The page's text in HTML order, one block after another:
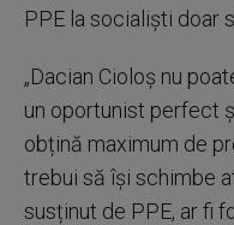
PPE la socialiști doar
„Dacian Cioloș nu
un oportunist perfect
obțină maximum de
trebui să își schimbe
susținut de PPE, ar fi